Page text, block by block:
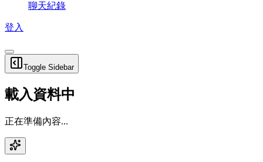
聊天紀錄
登入
Toggle Sidebar
載入資料中
正在準備內容...